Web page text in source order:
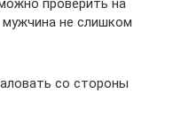
не слишком
со стороны